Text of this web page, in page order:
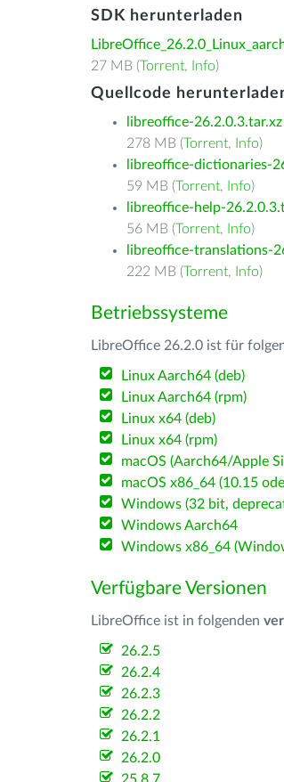
SDK herunterladen
27 MB (Torrent, Info)
Quellcode
libreoffice-26.2.0.3.tar.xz
278 MB (Torrent, Info)
libreoffice-dictionaries-
59 MB (Torrent, Info)
libreoffice-help-
56 MB (Torrent, Info)
libreoffice-translations-
222 MB (Torrent, Info)
Betriebssysteme
LibreOffice 26.2.0 ist für
Linux Aarch64 (deb)
Linux Aarch64 (rpm)
Linux x64 (deb)
Linux x64 (rpm)
macOS (Aarch64/Apple
macOS x86_64 (10.15
Windows (32 bit,
Windows Aarch64
Windows x86_64
Verfügbare Versionen
LibreOffice ist in folgenden
26.2.5
26.2.4
26.2.3
26.2.2
26.2.1
26.2.0